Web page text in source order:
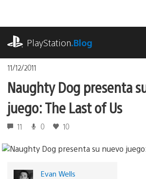
contenido
PlayStation.Blog
11/12/2011
Naughty Dog presenta
juego: The Last of Us
11 0 10
Evan Wells